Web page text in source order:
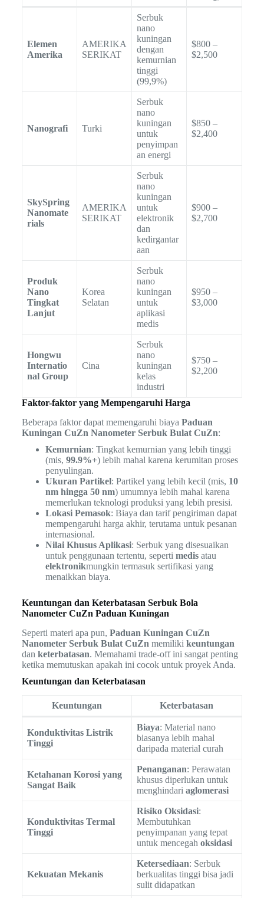
Elemen
Amerika
AMERIKA
SERIKAT
Serbuk
nano
kuningan
dengan
kemurnian
tinggi
(99,9%)
$800 –
$2,500
Nanografi Turki
Serbuk
nano
kuningan
untuk
penyimpan
an energi
$850 –
$2,400
SkySpring
Nanomate
rials
AMERIKA
SERIKAT
Serbuk
nano
kuningan
untuk
elektronik
dan
kedirgantar
aan
$900 –
$2,700
Produk
Nano
Tingkat
Lanjut
Korea
Selatan
Serbuk
nano
kuningan
untuk
aplikasi
medis
$950 –
$3,000
Hongwu
Internatio
nal Group
Cina
Serbuk
nano
kuningan
kelas
industri
$750 –
$2,200
Faktor-faktor yang Mempengaruhi Harga
Beberapa faktor dapat memengaruhi biaya Paduan
Kuningan CuZn Nanometer Serbuk Bulat CuZn:
Kemurnian: Tingkat kemurnian yang lebih tinggi
(mis, 99.9%+) lebih mahal karena kerumitan proses
penyulingan.
Ukuran Partikel: Partikel yang lebih kecil (mis, 10
nm hingga 50 nm) umumnya lebih mahal karena
memerlukan teknologi produksi yang lebih presisi.
Lokasi Pemasok: Biaya dan tarif pengiriman dapat
mempengaruhi harga akhir, terutama untuk pesanan
internasional.
Nilai Khusus Aplikasi: Serbuk yang disesuaikan
untuk penggunaan tertentu, seperti medisatau
elektronikmungkin termasuk sertifikasi yang
menaikkan biaya.
Keuntungan dan Keterbatasan Serbuk Bola
Nanometer CuZn Paduan Kuningan
Seperti materi apa pun, Paduan Kuningan CuZn
Nanometer Serbuk Bulat CuZn memiliki keuntungan
dan keterbatasan. Memahami trade-off ini sangat penting
ketika memutuskan apakah ini cocok untuk proyek Anda.
Keuntungan dan Keterbatasan
Keuntungan Keterbatasan
Konduktivitas Listrik
Tinggi
Biaya: Material nano
biasanya lebih mahal
daripada material curah
Ketahanan Korosi yang
Sangat Baik
Penanganan: Perawatan
khusus diperlukan untuk
menghindari aglomerasi
Konduktivitas Termal
Tinggi
Risiko Oksidasi:
Membutuhkan
penyimpanan yang tepat
untuk mencegah oksidasi
Kekuatan Mekanis
Ketersediaan: Serbuk
berkualitas tinggi bisa jadi
sulit didapatkan